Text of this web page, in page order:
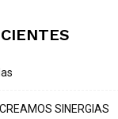
SINERGIAS